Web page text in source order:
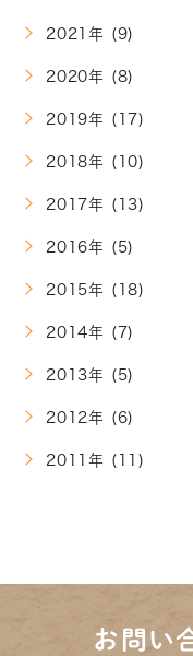
2021年 (9)
2020年 (8)
2019年 (17)
2018年 (10)
2017年 (13)
2016年 (5)
2015年 (18)
2014年 (7)
2013年 (5)
2012年 (6)
2011年 (11)
お問い